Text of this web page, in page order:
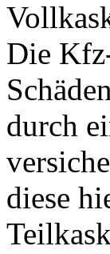
Die
durch
diese